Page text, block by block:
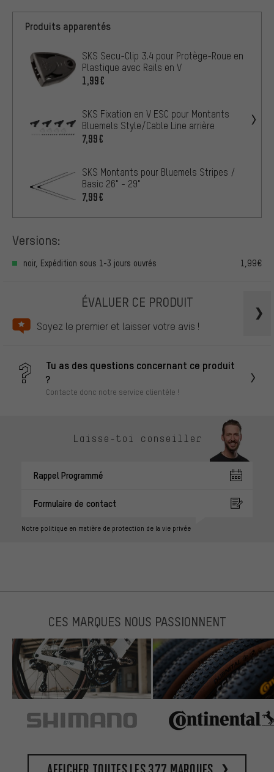
Produits apparentés
SKS Secu-Clip 3.4 pour Protège-Roue en
Plastique avec Rails en V
1,99€
SKS Fixation en V ESC pour Montants
Bluemels Style/Cable Line arrière
7,99€
SKS Montants pour Bluemels Stripes /
Basic 26" - 29"
7,99€
Versions:
noir, Expédition sous 1-3 jours ouvrés 1,99€
ÉVALUER CE PRODUIT
Soyez le premier et laisser votre avis !
Tu as des questions concernant ce produit
?
Contacte donc notre service clientèle !
Laisse-toi conseiller
Rappel Programmé
Formulaire de contact
Notre politique en matière de protection de la vie privée
CES MARQUES NOUS PASSIONNENT